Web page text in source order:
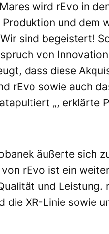
wird rEvo in
und dem
sind begeistert!
von
dass diese
rEvo sowie auch
„, erklärte
äußerte sich
rEvo ist ein
und Leistung.
die XR-Linie sowie